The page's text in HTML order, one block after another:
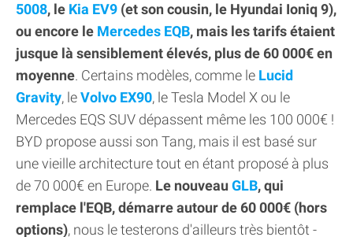
5008, le Kia EV9 (et son cousin, le Hyundai Ioniq 9),
ou encore le Mercedes EQB, mais les tarifs étaient
jusque là sensiblement élevés, plus de 60 000€ en
moyenne. Certains modèles, comme le Lucid
Gravity, leVolvo EX90, le Tesla Model X ou le
Mercedes EQS SUV dépassent même les 100 000€ !
BYD propose aussi son Tang, mais il est basé sur
une vieille architecture tout en étant proposé à plus
de 70 000€ en Europe. Le nouveau GLB, qui
remplace l'EQB, démarre autour de 60 000€ (hors
options), nous le testerons d'ailleurs très bientôt -